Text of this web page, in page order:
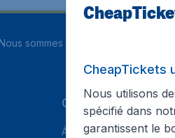
Nous sommes notés
CheapTickets.be
À propos
CheapTickets
Nous utilisons
spécifié dans
garantissent le